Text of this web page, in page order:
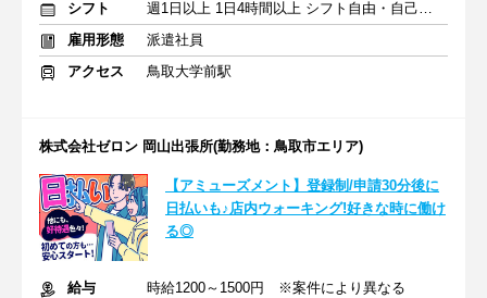
シフト
週1日以上 1日4時間以上 シフト自由・自己申告
雇用形態
派遣社員
アクセス
鳥取大学前駅
株式会社ゼロン 岡山出張所(勤務地：鳥取市エリア)
【アミューズメント】登録制/申請30分後に
日払いも♪店内ウォーキング!好きな時に働け
る◎
給与
時給1200～1500円 ※案件により異なる